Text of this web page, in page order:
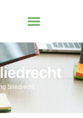
Sliedrecht